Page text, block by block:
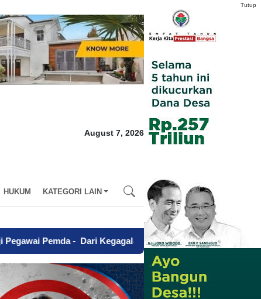
August 7, 2026
HUKUM KATEGORI LAIN
Dari Kegagalan Menuju Sapta Abdi Praja, Charina Anggie
Tutup